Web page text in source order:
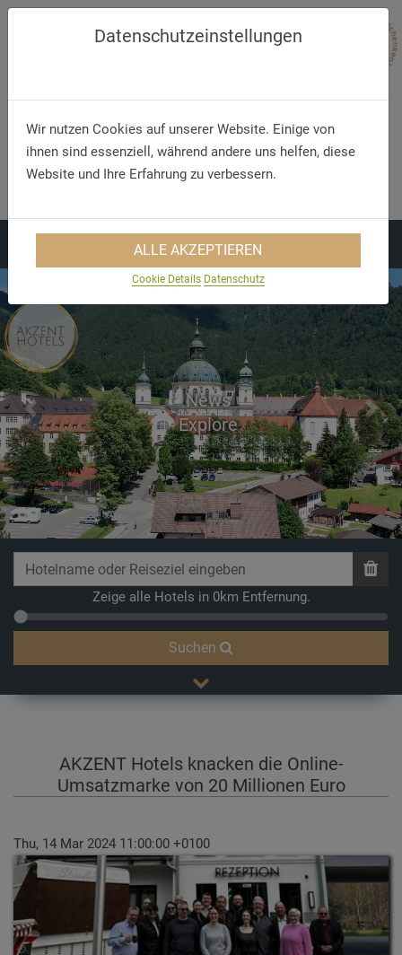
Telefon/WhatsApp
News
Explore
Previous Next
Zeige alle Hotels in 0km Entfernung.
Suchen
AKZENT Hotels knacken die Online-
Umsatzmarke von 20 Millionen Euro
Thu, 14 Mar 2024 11:00:00 +0100
Datenschutzeinstellungen
Wir nutzen Cookies auf unserer Website. Einige von
ihnen sind essenziell, während andere uns helfen, diese
Website und Ihre Erfahrung zu verbessern.
ALLE AKZEPTIEREN
Cookie Details Datenschutz